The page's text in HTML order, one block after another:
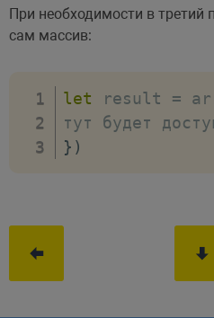
При необходимости в
сам массив:
let result =
} )